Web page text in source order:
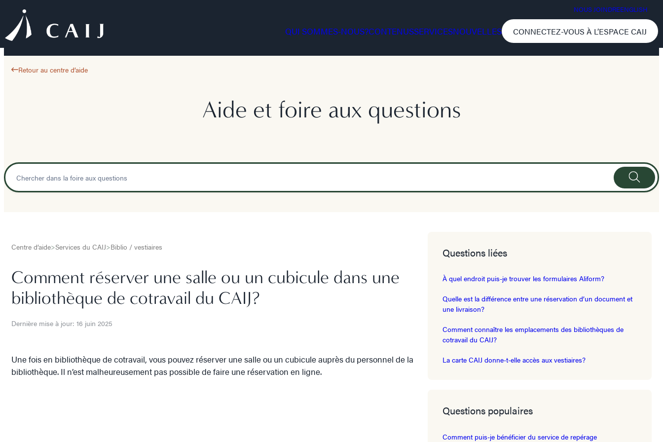
NOUS JOINDREENGLISH
QUI SOMMES-NOUS?CONTENUSSERVICESNOUVELLES CONNECTEZ-VOUS À L’ESPACE CAIJ
Retour au centre d’aide
Aide et foire aux questions
Centre d’aide>Services du CAIJ>Biblio / vestiaires
Comment réserver une salle ou un cubicule dans une
bibliothèque de cotravail du CAIJ?
Dernière mise à jour: 16 juin 2025
Une fois en bibliothèque de cotravail, vous pouvez réserver une salle ou un cubicule auprès du personnel de la
bibliothèque. Il n’est malheureusement pas possible de faire une réservation en ligne.
Questions liées
À quel endroit puis-je trouver les formulaires Aliform?
Quelle est la différence entre une réservation d’un document et
une livraison?
Comment connaître les emplacements des bibliothèques de
cotravail du CAIJ?
La carte CAIJ donne-t-elle accès aux vestiaires?
Questions populaires
Comment puis-je bénéficier du service de repérage